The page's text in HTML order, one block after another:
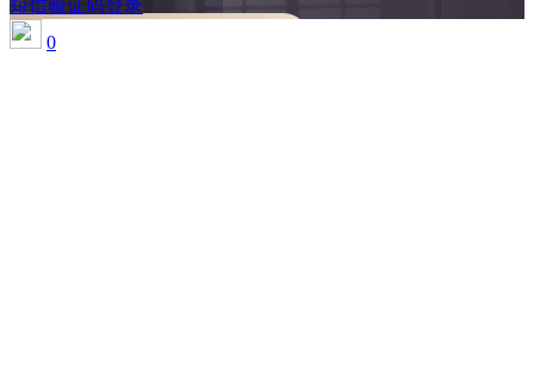
短信验证码登录
0